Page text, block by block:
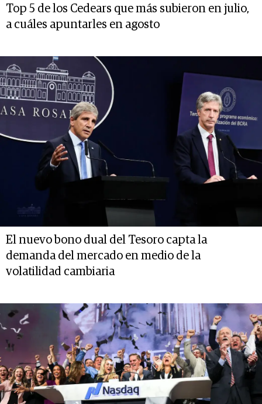
Top 5 de los Cedears que más subieron en julio,
a cuáles apuntarles en agosto
El nuevo bono dual del Tesoro capta la
demanda del mercado en medio de la
volatilidad cambiaria